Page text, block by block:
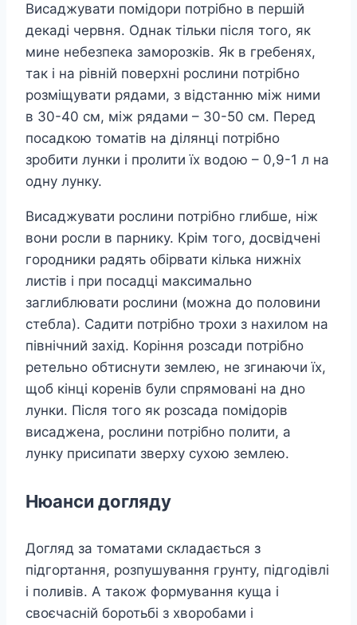
Висаджувати помідори потрібно в першій
декаді червня. Однак тільки після того, як
мине небезпека заморозків. Як в гребенях,
так і на рівній поверхні рослини потрібно
розміщувати рядами, з відстанню між ними
в 30-40 см, між рядами – 30-50 см. Перед
посадкою томатів на ділянці потрібно
зробити лунки і пролити їх водою – 0,9-1 л на
одну лунку.
Висаджувати рослини потрібно глибше, ніж
вони росли в парнику. Крім того, досвідчені
городники радять обірвати кілька нижніх
листів і при посадці максимально
заглиблювати рослини (можна до половини
стебла). Садити потрібно трохи з нахилом на
північний захід. Коріння розсади потрібно
ретельно обтиснути землею, не згинаючи їх,
щоб кінці коренів були спрямовані на дно
лунки. Після того як розсада помідорів
висаджена, рослини потрібно полити, а
лунку присипати зверху сухою землею.
Нюанси догляду
Догляд за томатами складається з
підгортання, розпушування грунту, підгодівлі
і поливів. А також формування куща і
своєчасній боротьбі з хворобами і